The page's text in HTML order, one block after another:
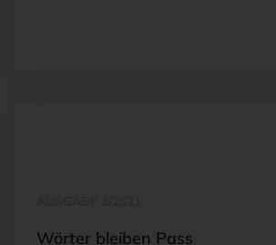
Wörter bleiben Pass